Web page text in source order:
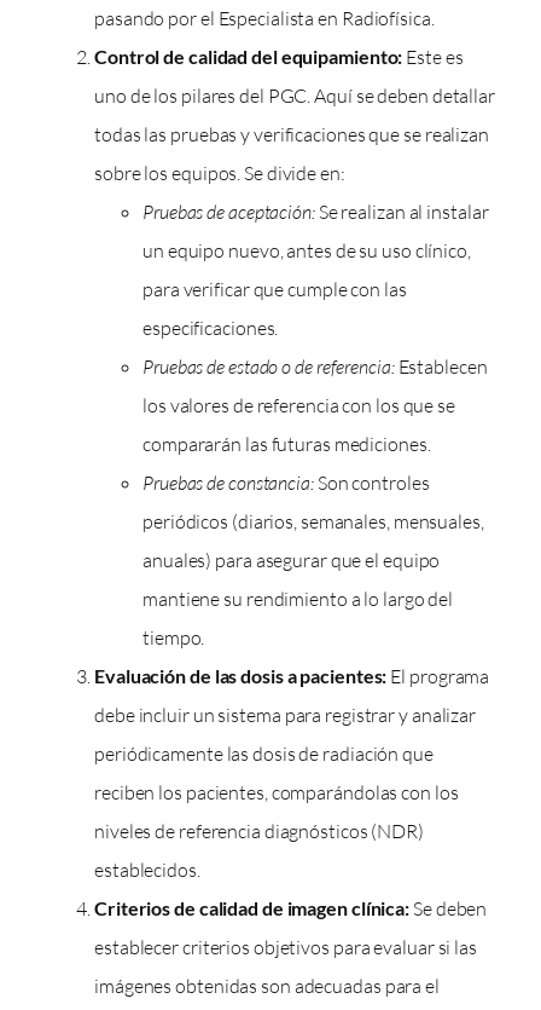
pasando por el Especialista en Radiofísica.
Control de calidad del equipamiento: Este es
uno de los pilares del PGC. Aquí se deben detallar
todas las pruebas y verificaciones que se realizan
sobre los equipos. Se divide en:
Pruebas de aceptación:Se realizan al instalar
un equipo nuevo, antes de su uso clínico,
para verificar que cumple con las
especificaciones.
Pruebas de estado o de referencia:Establecen
los valores de referencia con los que se
compararán las futuras mediciones.
Pruebas de constancia:Son controles
periódicos (diarios, semanales, mensuales,
anuales) para asegurar que el equipo
mantiene su rendimiento a lo largo del
tiempo.
Evaluación de las dosis a pacientes: El programa
debe incluir un sistema para registrar y analizar
periódicamente las dosis de radiación que
reciben los pacientes, comparándolas con los
niveles de referencia diagnósticos (NDR)
establecidos.
Criterios de calidad de imagen clínica:Se deben
establecer criterios objetivos para evaluar si las
imágenes obtenidas son adecuadas para el